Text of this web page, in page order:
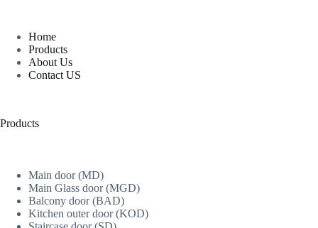
Home
Products
About Us
Contact US
Products
Main door (MD)
Main Glass door (MGD)
Balcony door (BAD)
Kitchen outer door (KOD)